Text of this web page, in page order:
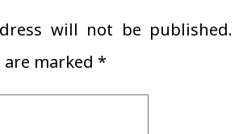
will not be published.
marked *